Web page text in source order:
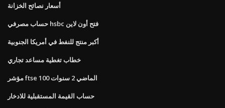
أسعار نصائح الخزانة
حساب مصرفي hsbc فتح أون لاين
أكبر منتج للنفط في أمريكا الجنوبية
خطاب تغطية مساعد تجاري
مؤشر ftse 100 الماضي 2 سنوات
حساب القيمة المستقبلية للادخار